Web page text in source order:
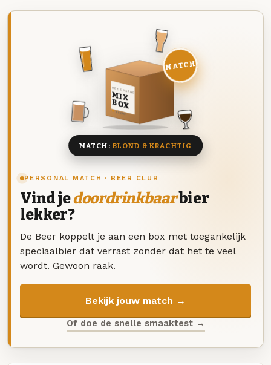
PERSONAL MATCH · BEER CLUB
Vind jedoordrinkbaarbier
lekker?
De Beer koppelt je aan een box met toegankelijk
speciaalbier dat verrast zonder dat het te veel
wordt. Gewoon raak.
Bekijk jouw match →
Of doe de snelle smaaktest →
DEZE MAAND
MIX
BOX
8 BIEREN
MATCH
MATCH: BLOND & KRACHTIG